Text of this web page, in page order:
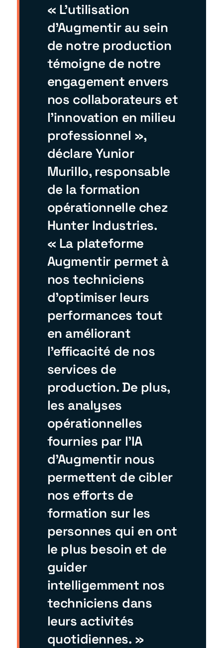
« L’utilisation
d’Augmentir au sein
de notre production
témoigne de notre
engagement envers
nos collaborateurs et
l’innovation en milieu
professionnel »,
déclare Yunior
Murillo, responsable
de la formation
opérationnelle chez
Hunter Industries.
« La plateforme
Augmentir permet à
nos techniciens
d’optimiser leurs
performances tout
en améliorant
l’efficacité de nos
services de
production. De plus,
les analyses
opérationnelles
fournies par l’IA
d’Augmentir nous
permettent de cibler
nos efforts de
formation sur les
personnes qui en ont
le plus besoin et de
guider
intelligemment nos
techniciens dans
leurs activités
quotidiennes. »